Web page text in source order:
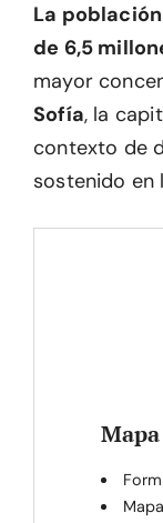
La
de 6,5
mayor
Sofía, la
contexto de
sostenido en